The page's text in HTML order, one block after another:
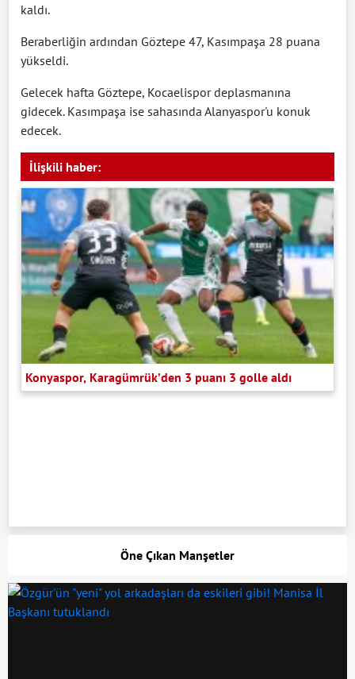
kaldı.
Beraberliğin ardından Göztepe 47, Kasımpaşa 28 puana
yükseldi.
Gelecek hafta Göztepe, Kocaelispor deplasmanına
gidecek. Kasımpaşa ise sahasında Alanyaspor'u konuk
edecek.
İlişkili haber:
Konyaspor, Karagümrük’den 3 puanı 3 golle aldı
Öne Çıkan Manşetler